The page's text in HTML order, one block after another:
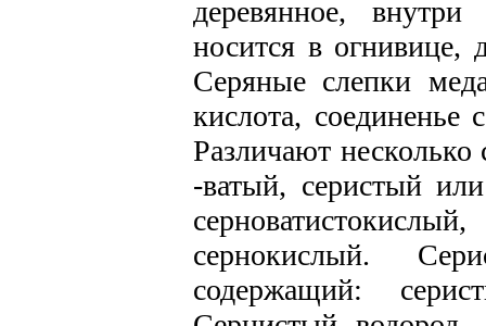
деревянное,
носится в огнивице,
Серяные слепки
кислота, соединенье
Различают несколько
-ватый, серистый
сернокислый.
содержащий: